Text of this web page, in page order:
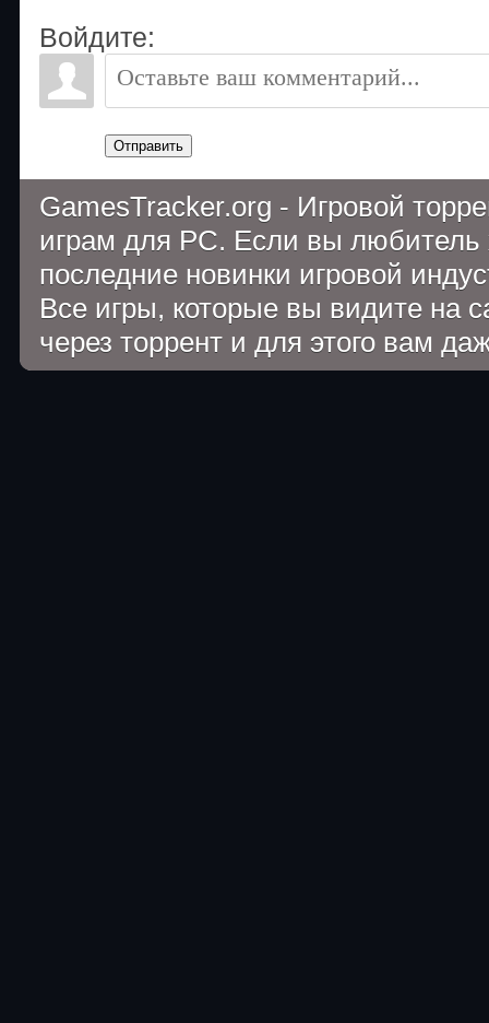
Войдите:
Отправить
GamesTracker.org - Игровой
играм для PC. Если вы
последние новинки игровой
Все игры, которые вы видите на
через торрент и для этого вам